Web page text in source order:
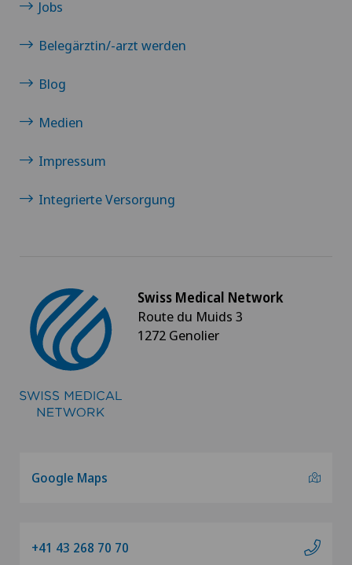
Jobs
Belegärztin/-arzt werden
Blog
Medien
Impressum
Integrierte Versorgung
Swiss Medical Network
Route du Muids 3
1272 Genolier
Google Maps
+41 43 268 70 70